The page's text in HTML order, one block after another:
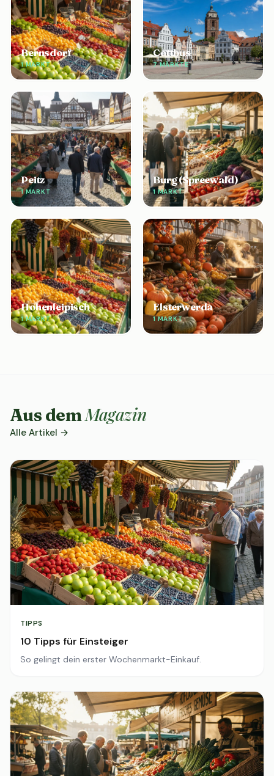
Bernsdorf
1 MARKT
Cottbus
7 MÄRKTE
Peitz
1 MARKT
Burg (Spreewald)
1 MARKT
Hohenleipisch
1 MARKT
Elsterwerda
1 MARKT
Aus demMagazin
Alle Artikel →
TIPPS
10 Tipps für Einsteiger
So gelingt dein erster Wochenmarkt-Einkauf.